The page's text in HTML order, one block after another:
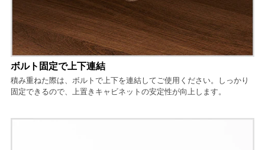
ボルト固定で上下連結
積み重ねた際は、ボルトで上下を連結してご使用ください。しっかり
固定できるので、上置きキャビネットの安定性が向上します。